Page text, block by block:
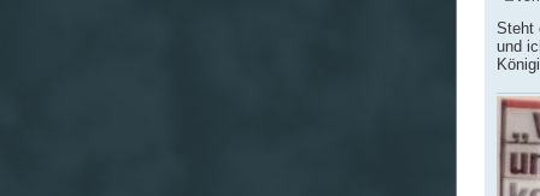
Steht
und